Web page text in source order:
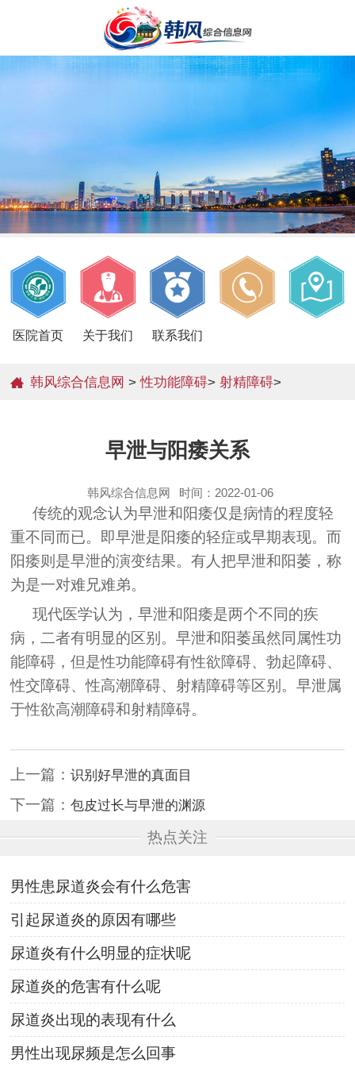
医院首页 关于我们 联系我们
韩风综合信息网 >性功能障碍>射精障碍>
早泄与阳痿关系
韩风综合信息网 时间：2022-01-06
传统的观念认为早泄和阳痿仅是病情的程度轻
重不同而已。即早泄是阳痿的轻症或早期表现。而
阳痿则是早泄的演变结果。有人把早泄和阳萎，称
为是一对难兄难弟。
现代医学认为，早泄和阳痿是两个不同的疾
病，二者有明显的区别。早泄和阳萎虽然同属性功
能障碍，但是性功能障碍有性欲障碍、勃起障碍、
性交障碍、性高潮障碍、射精障碍等区别。早泄属
于性欲高潮障碍和射精障碍。
上一篇：识别好早泄的真面目
下一篇：包皮过长与早泄的渊源
热点关注
男性患尿道炎会有什么危害
引起尿道炎的原因有哪些
尿道炎有什么明显的症状呢
尿道炎的危害有什么呢
尿道炎出现的表现有什么
男性出现尿频是怎么回事